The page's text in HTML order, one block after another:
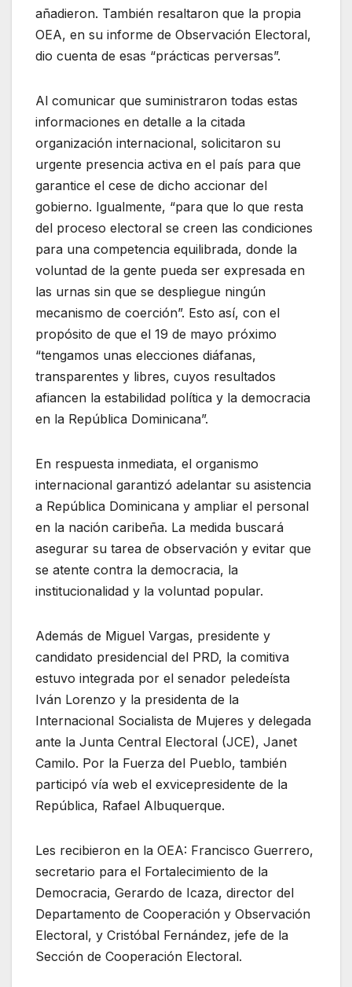
añadieron. También resaltaron que la propia
OEA, en su informe de Observación Electoral,
dio cuenta de esas “prácticas perversas”.
Al comunicar que suministraron todas estas
informaciones en detalle a la citada
organización internacional, solicitaron su
urgente presencia activa en el país para que
garantice el cese de dicho accionar del
gobierno. Igualmente, “para que lo que resta
del proceso electoral se creen las condiciones
para una competencia equilibrada, donde la
voluntad de la gente pueda ser expresada en
las urnas sin que se despliegue ningún
mecanismo de coerción”. Esto así, con el
propósito de que el 19 de mayo próximo
“tengamos unas elecciones diáfanas,
transparentes y libres, cuyos resultados
afiancen la estabilidad política y la democracia
en la República Dominicana”.
En respuesta inmediata, el organismo
internacional garantizó adelantar su asistencia
a República Dominicana y ampliar el personal
en la nación caribeña. La medida buscará
asegurar su tarea de observación y evitar que
se atente contra la democracia, la
institucionalidad y la voluntad popular.
Además de Miguel Vargas, presidente y
candidato presidencial del PRD, la comitiva
estuvo integrada por el senador peledeísta
Iván Lorenzo y la presidenta de la
Internacional Socialista de Mujeres y delegada
ante la Junta Central Electoral (JCE), Janet
Camilo. Por la Fuerza del Pueblo, también
participó vía web el exvicepresidente de la
República, Rafael Albuquerque.
Les recibieron en la OEA: Francisco Guerrero,
secretario para el Fortalecimiento de la
Democracia, Gerardo de Icaza, director del
Departamento de Cooperación y Observación
Electoral, y Cristóbal Fernández, jefe de la
Sección de Cooperación Electoral.